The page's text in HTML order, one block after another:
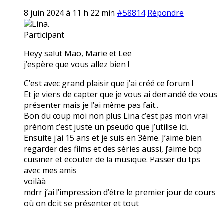
8 juin 2024 à 11 h 22 min #58814 Répondre
Lina.
Participant
Heyy salut Mao, Marie et Lee
j’espère que vous allez bien !
C’est avec grand plaisir que j’ai créé ce forum !
Et je viens de capter que je vous ai demandé de vous
présenter mais je l’ai même pas fait..
Bon du coup moi non plus Lina c’est pas mon vrai
prénom c’est juste un pseudo que j’utilise ici.
Ensuite j’ai 15 ans et je suis en 3ème. J’aime bien
regarder des films et des séries aussi, j’aime bcp
cuisiner et écouter de la musique. Passer du tps
avec mes amis
voilàà
mdrr j’ai l’impression d’être le premier jour de cours
où on doit se présenter et tout